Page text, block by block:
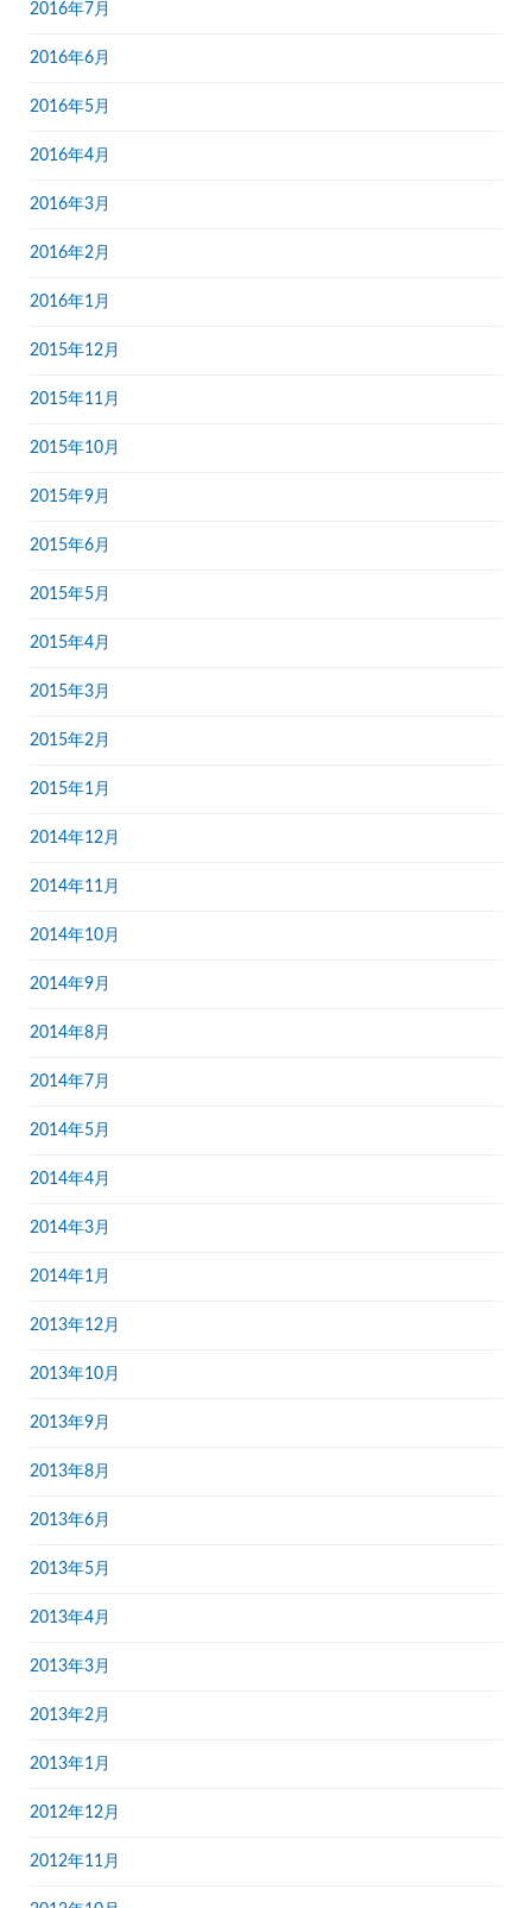
2016年7月
2016年6月
2016年5月
2016年4月
2016年3月
2016年2月
2016年1月
2015年12月
2015年11月
2015年10月
2015年9月
2015年6月
2015年5月
2015年4月
2015年3月
2015年2月
2015年1月
2014年12月
2014年11月
2014年10月
2014年9月
2014年8月
2014年7月
2014年5月
2014年4月
2014年3月
2014年1月
2013年12月
2013年10月
2013年9月
2013年8月
2013年6月
2013年5月
2013年4月
2013年3月
2013年2月
2013年1月
2012年12月
2012年11月